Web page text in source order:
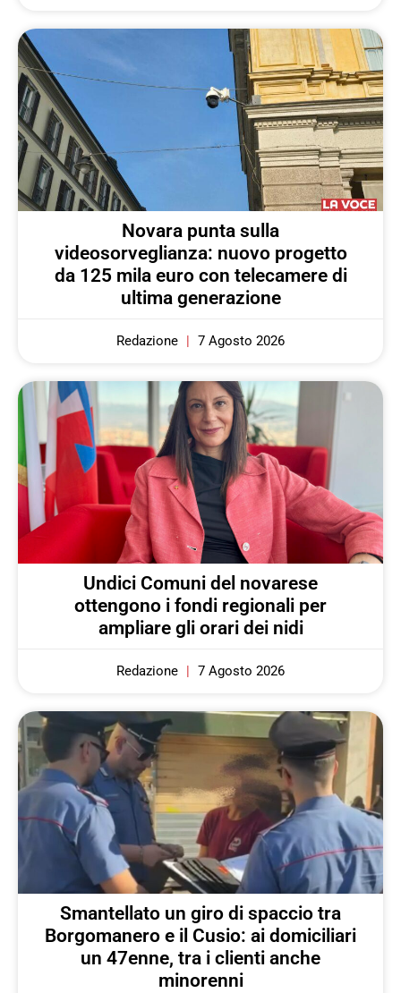
Novara punta sulla
videosorveglianza: nuovo progetto
da 125 mila euro con telecamere di
ultima generazione
Redazione 7 Agosto 2026
Undici Comuni del novarese
ottengono i fondi regionali per
ampliare gli orari dei nidi
Redazione 7 Agosto 2026
Smantellato un giro di spaccio tra
Borgomanero e il Cusio: ai domiciliari
un 47enne, tra i clienti anche
minorenni